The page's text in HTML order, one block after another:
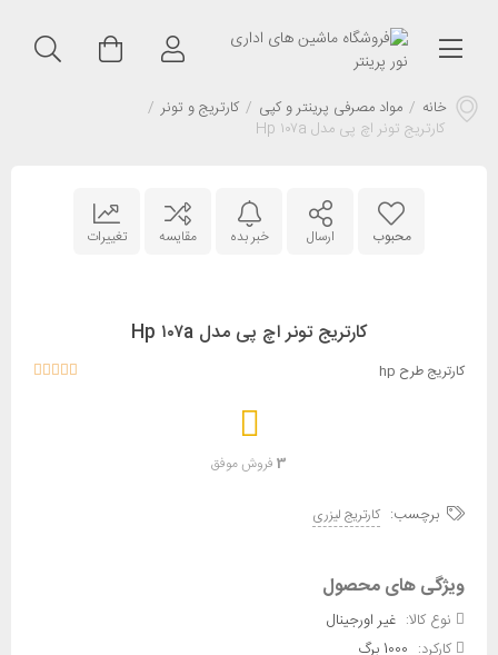
خانه / مواد مصرفی پرینتر و کپی / کارتریج و تونر /
کارتریج تونر اچ پی مدل Hp ۱۰۷a
محبوب ارسال خبر بده مقایسه تغییرات
کارتریج تونر اچ پی مدل Hp ۱۰۷a
کارتریج طرح hp
3 فروش موفق
برچسب: کارتریج لیزری
ویژگی های محصول
نوع کالا: غیر اورجینال
کارکرد: